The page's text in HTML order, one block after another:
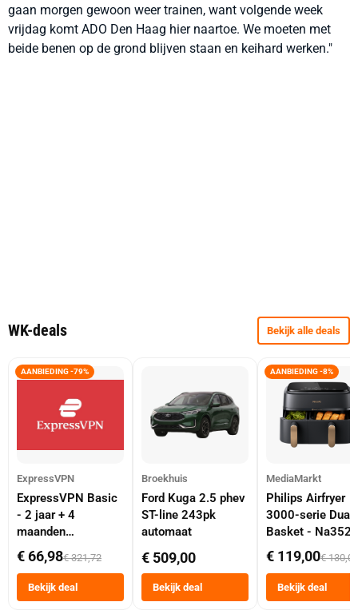
gaan morgen gewoon weer trainen, want volgende week
vrijdag komt ADO Den Haag hier naartoe. We moeten met
beide benen op de grond blijven staan en keihard werken."
WK-deals Bekijk alle deals
AANBIEDING -79%
ExpressVPN
ExpressVPN Basic
- 2 jaar + 4
maanden
abonnement
€ 66,98€ 321,72
Bekijk deal
Broekhuis
Ford Kuga 2.5 phev
ST-line 243pk
automaat
€ 509,00
Bekijk deal
AANBIEDING -8%
MediaMarkt
Philips Airfryer
3000-serie Dual
Basket -
Dubbele Mand 9
Tot 6 Personen
Heteluchtfriteuse
Zwart
€ 119,00€ 130,00
Bekijk deal